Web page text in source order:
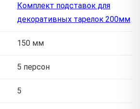
Комплект подставок для
декоративных тарелок 200мм
150 мм
5 персон
5